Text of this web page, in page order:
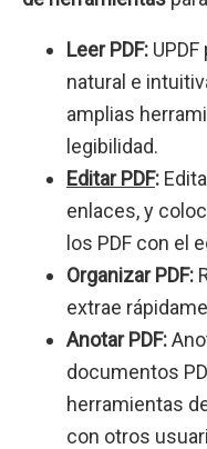
Leer PDF:
natural e
amplias
legibilidad.
Editar PDF:
enlaces, y
los PDF con el
Organizar PDF:
extrae
Anotar PDF:
documentos
herramientas
con otros